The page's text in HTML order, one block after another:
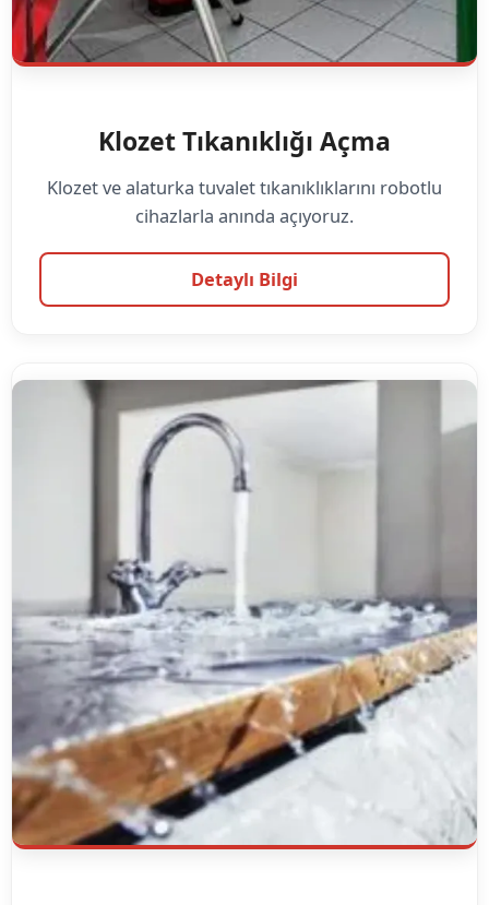
Klozet Tıkanıklığı Açma
Klozet ve alaturka tuvalet tıkanıklıklarını robotlu
cihazlarla anında açıyoruz.
Detaylı Bilgi